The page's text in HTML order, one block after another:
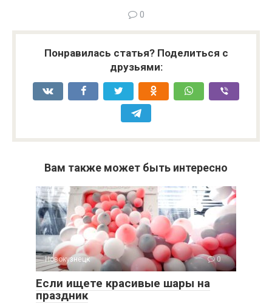
0
Понравилась статья? Поделиться с
друзьями:
Вам также может быть интересно
Новокузнецк 0
Если ищете красивые шары на
праздник